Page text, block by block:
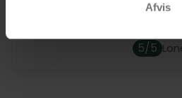
Afvis
5/5